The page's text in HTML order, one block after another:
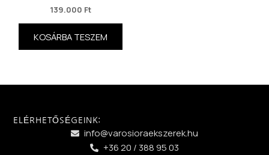
139.000 Ft
KOSÁRBA TESZEM
ELÉRHETŐSÉGEINK:
info@varosioraekszerek.hu
+36 20 / 388 95 03